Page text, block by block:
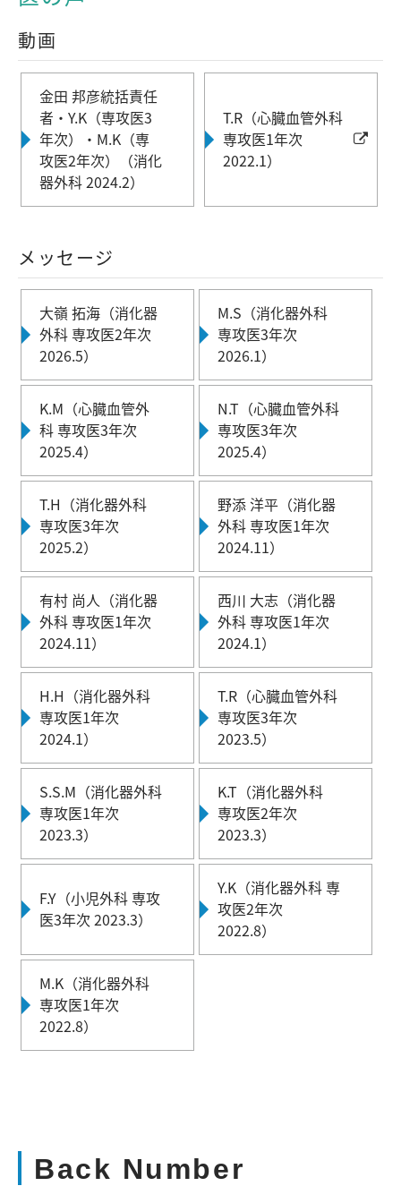
動画
金田 邦彦統括責任
者・Y.K（専攻医3
年次）・M.K（専
攻医2年次）（消化
器外科 2024.2）
T.R（心臓血管外科
専攻医1年次
2022.1）
メッセージ
大嶺 拓海（消化器
外科 専攻医2年次
2026.5）
M.S（消化器外科
専攻医3年次
2026.1）
K.M（心臓血管外
科 専攻医3年次
2025.4）
N.T（心臓血管外科
専攻医3年次
2025.4）
T.H（消化器外科
専攻医3年次
2025.2）
野添 洋平（消化器
外科 専攻医1年次
2024.11）
有村 尚人（消化器
外科 専攻医1年次
2024.11）
西川 大志（消化器
外科 専攻医1年次
2024.1）
H.H（消化器外科
専攻医1年次
2024.1）
T.R（心臓血管外科
専攻医3年次
2023.5）
S.S.M（消化器外科
専攻医1年次
2023.3）
K.T（消化器外科
専攻医2年次
2023.3）
F.Y（小児外科 専攻
医3年次 2023.3）
Y.K（消化器外科 専
攻医2年次
2022.8）
M.K（消化器外科
専攻医1年次
2022.8）
Back Number